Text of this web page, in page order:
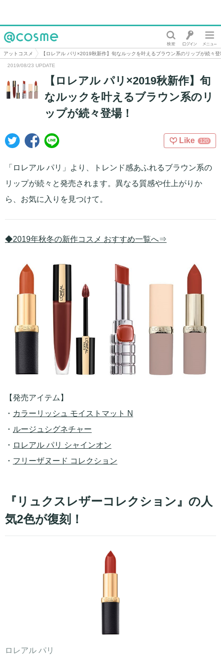
@cosme
アットコスメ 【ロレアル パリ×2019秋新作】旬なルックを叶えるブラウン系のリップが続々登
2019/08/23 UPDATE
【ロレアル パリ×2019秋新作】旬
なルックを叶えるブラウン系のリ
ップが続々登場！
Like 120
「ロレアル パリ」より、トレンド感あふれるブラウン系の
リップが続々と発売されます。異なる質感や仕上がりか
ら、お気に入りを見つけて。
◆2019年秋冬の新作コスメ おすすめ一覧へ⇒
【発売アイテム】
・ カラーリッシュ モイストマット N
・ ルージュシグネチャー
・ ロレアル パリ シャインオン
・ フリーザヌード コレクション
『リュクスレザーコレクション』の人
気2色が復刻！
ロレアル パリ